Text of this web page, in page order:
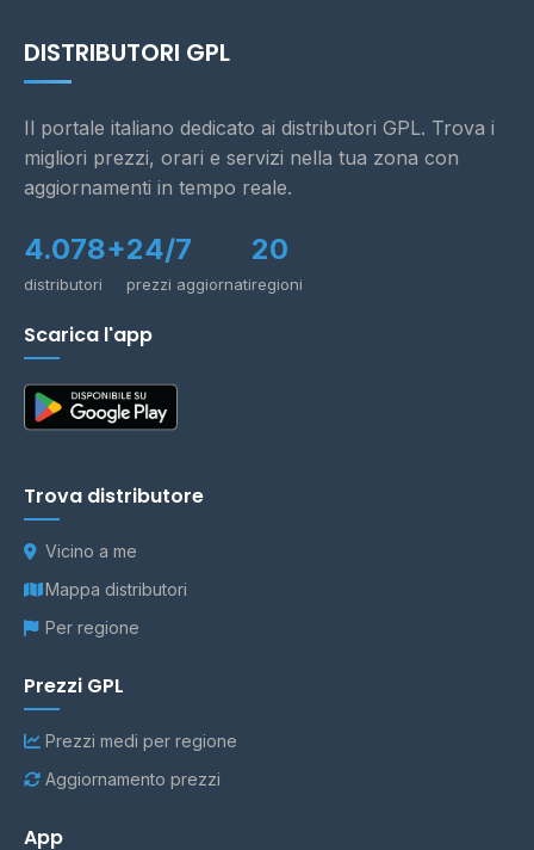
DISTRIBUTORI GPL
Il portale italiano dedicato ai distributori GPL. Trova i
migliori prezzi, orari e servizi nella tua zona con
aggiornamenti in tempo reale.
4.078+
distributori
24/7
prezzi aggiornati
20
regioni
Scarica l'app
Trova distributore
Vicino a me
Mappa distributori
Per regione
Prezzi GPL
Prezzi medi per regione
Aggiornamento prezzi
App